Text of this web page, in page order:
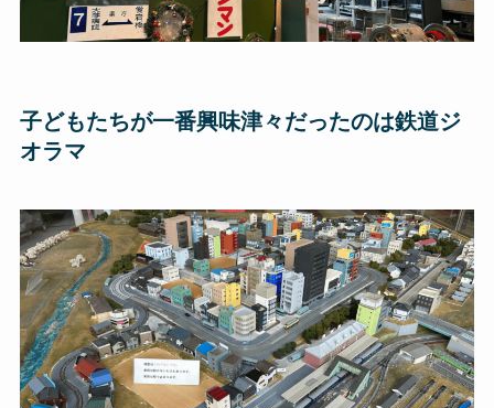
子どもたちが一番興味津々だったのは鉄道ジ
オラマ